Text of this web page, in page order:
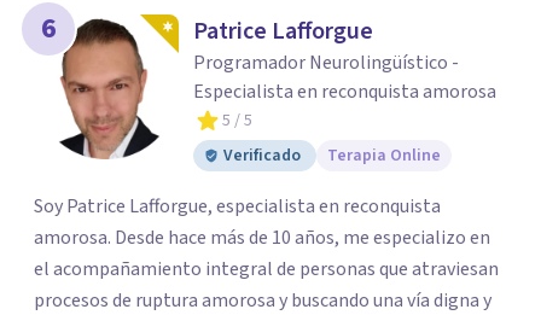
6 Patrice Lafforgue
Programador Neurolingüístico -
Especialista en reconquista amorosa
5 / 5
Verificado
Terapia Online
Soy Patrice Lafforgue, especialista en reconquista
amorosa. Desde hace más de 10 años, me especializo en
el acompañamiento integral de personas que atraviesan
procesos de ruptura amorosa y buscando una vía digna y